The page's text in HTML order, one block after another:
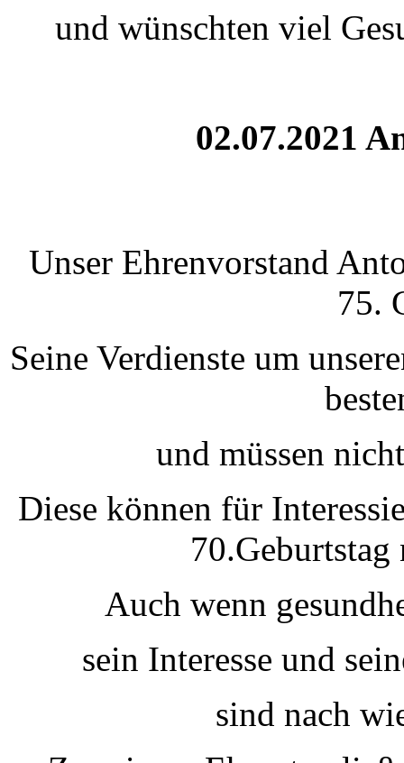
und wünschten viel
02.07.2021
Unser Ehrenvorstand
75.
Seine Verdienste um
und müssen
Diese können für
70.Geburtstag
Auch wenn
sein Interesse und
sind nach